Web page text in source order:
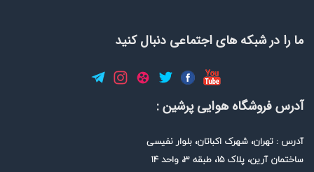
ما را در شبکه های اجتماعی دنبال کنید
آدرس فروشگاه هوایی پرشین :
آدرس : تهران، شهرک اکباتان، بلوار نفیسی
ساختمان آرین، پلاک 15، طبقه 3، واحد 14